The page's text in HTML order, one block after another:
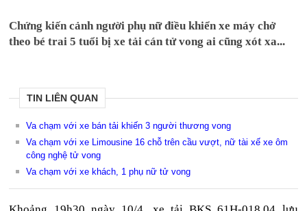
Chứng kiến cảnh người phụ nữ điều khiển xe máy chở
theo bé trai 5 tuổi bị xe tải cán tử vong ai cũng xót xa...
TIN LIÊN QUAN
Va chạm với xe bán tải khiến 3 người thương vong
Va chạm với xe Limousine 16 chỗ trên cầu vượt, nữ tài xế xe ôm
công nghệ tử vong
Va chạm với xe khách, 1 phụ nữ tử vong